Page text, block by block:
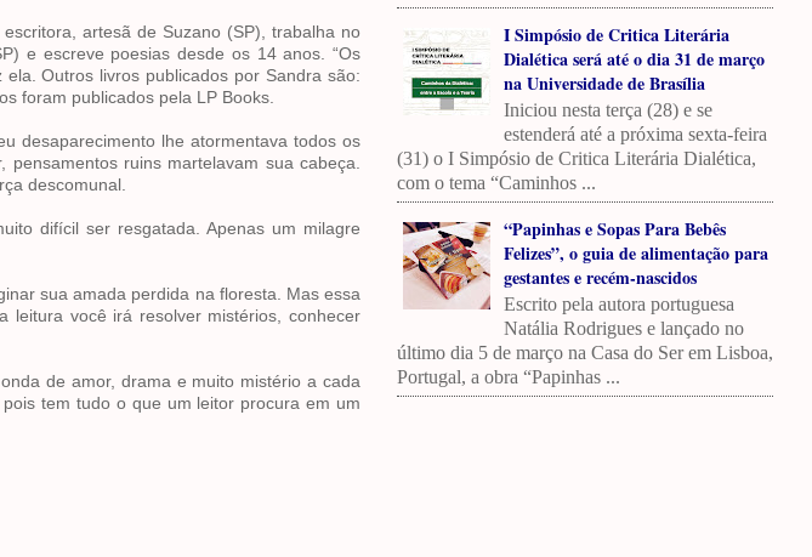
artesã de Suzano (SP), trabalha no
e escreve poesias desde os 14 anos. “Os
Outros livros publicados por Sandra são:
foram publicados pela LP Books.
desaparecimento lhe atormentava todos os
ruins martelavam sua cabeça.
descomunal.
difícil ser resgatada. Apenas um milagre
sua amada perdida na floresta. Mas essa
você irá resolver mistérios, conhecer
de amor, drama e muito mistério a cada
tem tudo o que um leitor procura em um
I Simpósio de Critica Literária
Dialética será até o dia 31 de março
na Universidade de Brasília
Iniciou nesta terça (28) e se
estenderá até a próxima sexta-feira
(31) o I Simpósio de Critica Literária Dialética,
com o tema “Caminhos ...
“Papinhas e Sopas Para Bebês
Felizes”, o guia de alimentação para
gestantes e recém-nascidos
Escrito pela autora portuguesa
Natália Rodrigues e lançado no
último dia 5 de março na Casa do Ser em Lisboa,
Portugal, a obra “Papinhas ...